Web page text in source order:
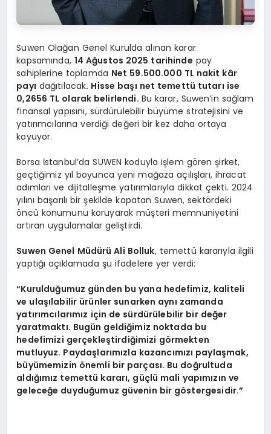
Suwen Olağan Genel Kurulda alınan karar
kapsamında, 14 Ağustos 2025 tarihinde pay
sahiplerine toplamda Net 59.500.000 TL nakit kâr
payı dağıtılacak. Hisse başı net temettü tutarı ise
0,2656 TL olarak belirlendi. Bu karar, Suwen’in sağlam
finansal yapısını, sürdürülebilir büyüme stratejisini ve
yatırımcılarına verdiği değeri bir kez daha ortaya
koyuyor.
Borsa İstanbul’da SUWEN koduyla işlem gören şirket,
geçtiğimiz yıl boyunca yeni mağaza açılışları, ihracat
adımları ve dijitalleşme yatırımlarıyla dikkat çekti. 2024
yılını başarılı bir şekilde kapatan Suwen, sektördeki
öncü konumunu koruyarak müşteri memnuniyetini
artıran uygulamalar geliştirdi.
Suwen Genel Müdürü Ali Bolluk, temettü kararıyla ilgili
yaptığı açıklamada şu ifadelere yer verdi:
“Kurulduğumuz günden bu yana hedefimiz, kaliteli
ve ulaşılabilir ürünler sunarken aynı zamanda
yatırımcılarımız için de sürdürülebilir bir değer
yaratmaktı. Bugün geldiğimiz noktada bu
hedefimizi gerçekleştirdiğimizi görmekten
mutluyuz. Paydaşlarımızla kazancımızı paylaşmak,
büyümemizin önemli bir parçası. Bu doğrultuda
aldığımız temettü kararı, güçlü mali yapımızın ve
geleceğe duyduğumuz güvenin bir göstergesidir.”